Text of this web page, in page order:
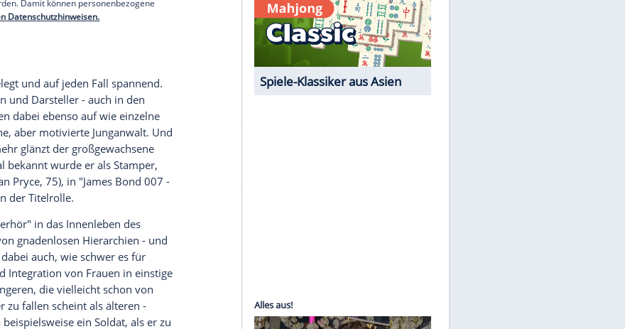
Kessler gibt an, Ann-Kathrin Werfel
in der Nähe des Fundorts gesehen.
charmant. Aber er neigt zu Ausrastern - und
Frauen sind, die ihn befragen. Die Indizienlage
in dem Verdächtigen genau der
an Werfel geführt hat...
eingebundenen Inhalt von Glomex GmbH
lassen und auch wieder deaktivieren.
werden. Damit können personenbezogene
in unseren Datenschutzhinweisen.